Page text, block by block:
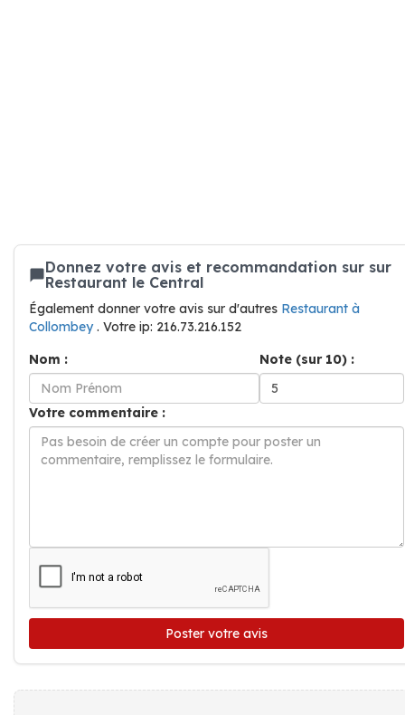
Donnez votre avis et recommandation sur sur
Restaurant le Central
Également donner votre avis sur d'autres Restaurant à
Collombey. Votre ip: 216.73.216.152
Nom :
Note (sur 10) :
Votre commentaire :
Poster votre avis